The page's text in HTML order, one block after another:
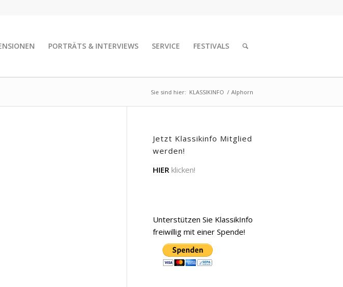
PORTRÄTS & INTERVIEWS SERVICE FESTIVALS
Sie sind hier: KLASSIKINFO / Alphorn
Jetzt Klassikinfo Mitglied
werden!
HIER klicken!
Unterstützen Sie KlassikInfo
freiwillig mit einer Spende!